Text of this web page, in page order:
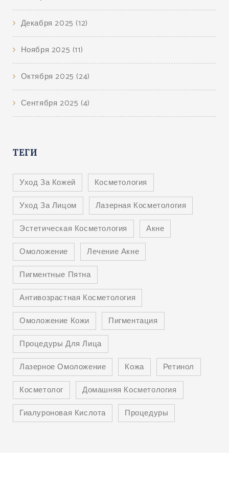
Декабря 2025 (12)
Ноября 2025 (11)
Октября 2025 (24)
Сентября 2025 (4)
ТЕГИ
Уход За Кожей
Косметология
Уход За Лицом
Лазерная Косметология
Эстетическая Косметология
Акне
Омоложение
Лечение Акне
Пигментные Пятна
Антивозрастная Косметология
Омоложение Кожи
Пигментация
Процедуры Для Лица
Лазерное Омоложение
Кожа
Ретинол
Косметолог
Домашняя Косметология
Гиалуроновая Кислота
Процедуры